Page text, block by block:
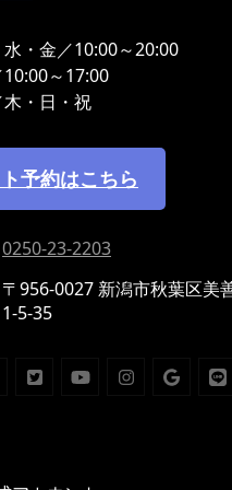
水・金／10:00～20:00
～17:00
・日・祝
予約はこちら
0250-23-2203
〒956-0027 新潟市秋葉区美
1-5-35